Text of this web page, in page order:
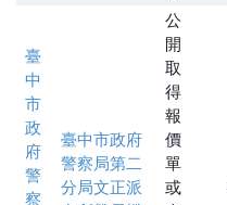
臺
中
市
政
府
警
察
臺中市政府
警察局第二
分局文正派
公
開
取
得
報
價
單
或